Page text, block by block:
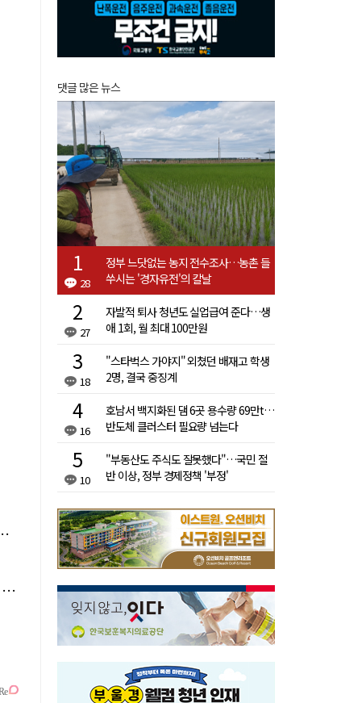
댓글 많은 뉴스
28
정부 느닷없는 농지 전수조사…농촌 들
쑤시는 '경자유전'의 칼날
27
자발적 퇴사 청년도 실업급여 준다…생
애 1회, 월 최대 100만원
18
"스타벅스 가야지" 외쳤던 배재고 학생
2명, 결국 중징계
16
호남서 백지화된 댐 6곳 용수량 69만t…
반도체 클러스터 필요량 넘는다
10
"부동산도 주식도 잘못했다"…국민 절
반 이상, 정부 경제정책 '부정'